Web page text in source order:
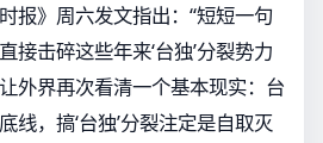
报》周六发文指出：“短短一句
接击碎这些年来‘台独’分裂势力
外界再次看清一个基本现实：台
线，搞‘台独’分裂注定是自取灭